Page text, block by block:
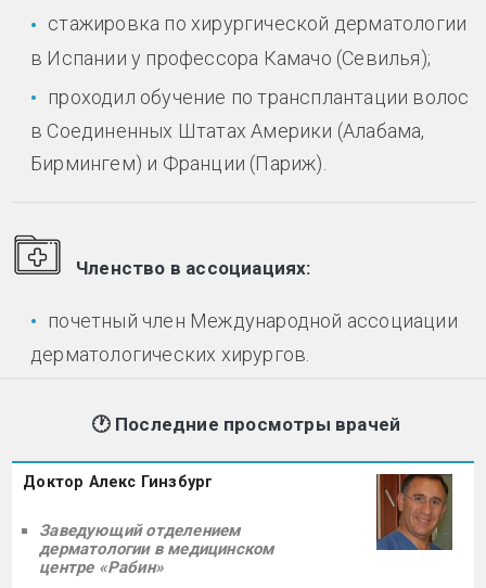
стажировка по хирургической дерматологии
в Испании у профессора Камачо (Севилья);
проходил обучение по трансплантации волос
в Соединенных Штатах Америки (Алабама,
Бирмингем) и Франции (Париж).
Членство в ассоциациях:
почетный член Международной ассоциации
дерматологических хирургов.
Последние просмотры врачей
Доктор Алекс Гинзбург
Заведующий отделением
дерматологии в медицинском
центре «Рабин»